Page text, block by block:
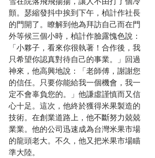
顫。瑟縮發抖中挨到下午，楨計作社長
的門開了。瞭解到他為拜訪自己而在門
外等候三個小時，楨計作臉露愧色說：
「小夥子，看來你很執著！合作後，我
只希望你認真對待自己的事業。」回過
神來，他高興地說：「老師傅，謝謝您
的信任。只要你能給我一個機會，我一
定不會辜負您的。」他謙虛謹慎而又信
心十足。這次，他終於獲得米果製造的
技術。在創業道路上，他不斷努力兢兢
業業。他的公司迅速成為台灣米果市場
的龍頭老大。不久，他又把米果市場瞄
準大陸。